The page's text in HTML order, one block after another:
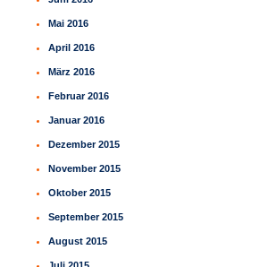
Mai 2016
April 2016
März 2016
Februar 2016
Januar 2016
Dezember 2015
November 2015
Oktober 2015
September 2015
August 2015